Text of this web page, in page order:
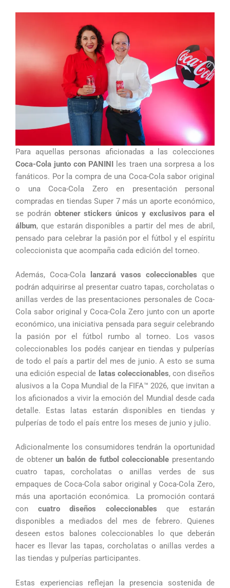
Para aquellas personas aficionadas a las colecciones
Coca-Cola junto con PANINI les traen una sorpresa a los
fanáticos. Por la compra de una Coca-Cola sabor original
o una Coca-Cola Zero en presentación personal
compradas en tiendas Super 7 más un aporte económico,
se podrán obtener stickers únicos y exclusivos para el
álbum, que estarán disponibles a partir del mes de abril,
pensado para celebrar la pasión por el fútbol y el espíritu
coleccionista que acompaña cada edición del torneo.
Además, Coca-Cola lanzará vasos coleccionables que
podrán adquirirse al presentar cuatro tapas, corcholatas o
anillas verdes de las presentaciones personales de Coca-
Cola sabor original y Coca-Cola Zero junto con un aporte
económico, una iniciativa pensada para seguir celebrando
la pasión por el fútbol rumbo al torneo. Los vasos
coleccionables los podés canjear en tiendas y pulperías
de todo el país a partir del mes de junio. A esto se suma
una edición especial de latas coleccionables, con diseños
alusivos a la Copa Mundial de la FIFA™ 2026, que invitan a
los aficionados a vivir la emoción del Mundial desde cada
detalle. Estas latas estarán disponibles en tiendas y
pulperías de todo el país entre los meses de junio y julio.
Adicionalmente los consumidores tendrán la oportunidad
de obtenerun balón de futbol coleccionable presentando
cuatro tapas, corcholatas o anillas verdes de sus
empaques de Coca-Cola sabor original y Coca-Cola Zero,
más una aportación económica. La promoción contará
con cuatro diseños coleccionables que estarán
disponibles a mediados del mes de febrero. Quienes
deseen estos balones coleccionables lo que deberán
hacer es llevar las tapas, corcholatas o anillas verdes a
las tiendas y pulperías participantes.
Estas experiencias reflejan la presencia sostenida de